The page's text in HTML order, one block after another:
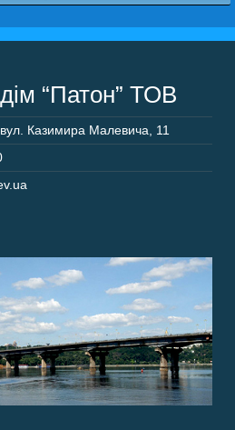
“Патон” ТОВ
вул. Казимира Малевича, 11